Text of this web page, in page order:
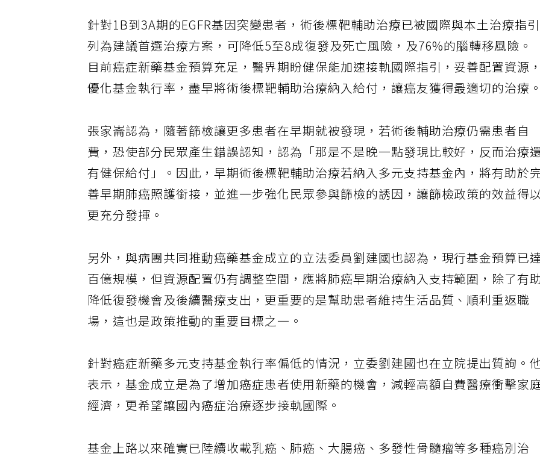
針對1B到3A期的EGFR基因突變患者，術後標靶輔助治療已被國際與本土治療指
列為建議首選治療方案，可降低5至8成復發及死亡風險，及76%的腦轉移風險。
目前癌症新藥基金預算充足，醫界期盼健保能加速接軌國際指引，妥善配置資源
優化基金執行率，盡早將術後標靶輔助治療納入給付，讓癌友獲得最適切的治療
張家崙認為，隨著篩檢讓更多患者在早期就被發現，若術後輔助治療仍需患者自
費，恐使部分民眾產生錯誤認知，認為「那是不是晚一點發現比較好，反而治療
有健保給付」。因此，早期術後標靶輔助治療若納入多元支持基金內，將有助於
善早期肺癌照護銜接，並進一步強化民眾參與篩檢的誘因，讓篩檢政策的效益得
更充分發揮。
另外，與病團共同推動癌藥基金成立的立法委員劉建國也認為，現行基金預算已
百億規模，但資源配置仍有調整空間，應將肺癌早期治療納入支持範圍，除了有
降低復發機會及後續醫療支出，更重要的是幫助患者維持生活品質、順利重返職
場，這也是政策推動的重要目標之一。
針對癌症新藥多元支持基金執行率偏低的情況，立委劉建國也在立院提出質詢。
表示，基金成立是為了增加癌症患者使用新藥的機會，減輕高額自費醫療衝擊家
經濟，更希望讓國內癌症治療逐步接軌國際。